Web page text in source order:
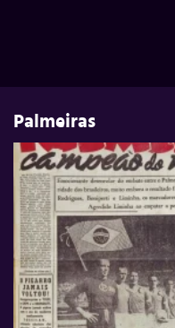
Palmeiras